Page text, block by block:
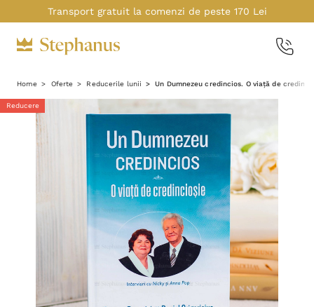
Transport gratuit la comenzi de peste 170 Lei
Home Oferte Reducerile lunii Un Dumnezeu credincios. O viață de
Reducere